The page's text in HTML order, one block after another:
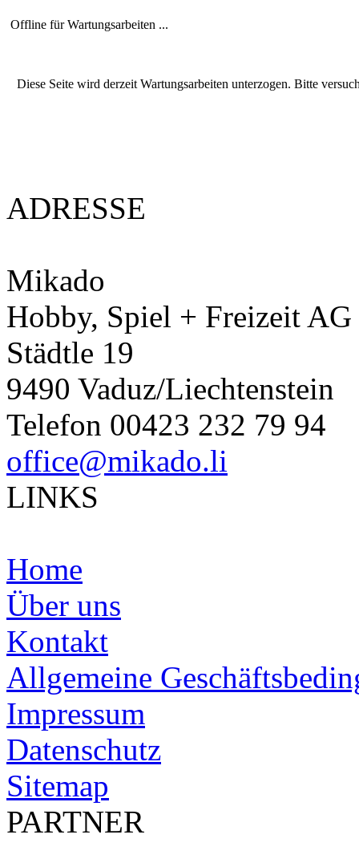
Offline für Wartungsarbeiten ...
Diese Seite wird derzeit Wartungsarbeiten unterzogen. Bitte
ADRESSE
Mikado
Hobby, Spiel + Freizeit AG
Städtle 19
9490 Vaduz/Liechtenstein
Telefon 00423 232 79 94
office@mikado.li
LINKS
Home
Über uns
Kontakt
Allgemeine
Impressum
Datenschutz
Sitemap
PARTNER